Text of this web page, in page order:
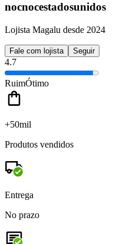
nocnocestadosunidos
Lojista Magalu desde 2024
Fale com lojista Seguir
4.7
RuimÓtimo
+50mil
Produtos vendidos
Entrega
No prazo